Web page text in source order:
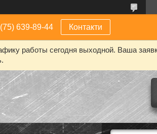
639-89-44 Контакти
работы сегодня выходной. Ваша